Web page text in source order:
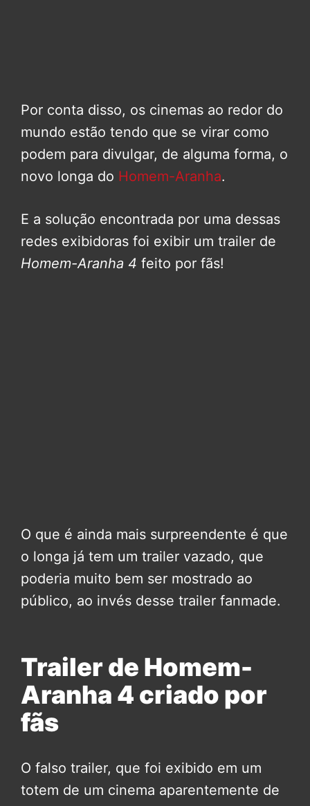
Por conta disso, os cinemas ao redor do
mundo estão tendo que se virar como
podem para divulgar, de alguma forma, o
novo longa do Homem-Aranha.
E a solução encontrada por uma dessas
redes exibidoras foi exibir um trailer de
Homem-Aranha 4 feito por fãs!
O que é ainda mais surpreendente é que
o longa já tem um trailer vazado, que
poderia muito bem ser mostrado ao
público, ao invés desse trailer fanmade.
Trailer de Homem-
Aranha 4 criado por
fãs
O falso trailer, que foi exibido em um
totem de um cinema aparentemente de